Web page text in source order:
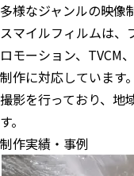
多様なジャンルの映像
スマイルフィルムは、
ロモーション、TVCM
制作に対応しています
撮影を行っており、地
す。
制作実績・事例